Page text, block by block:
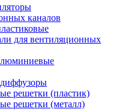
каналов
для вентиляционных
решетки (пластик)
решетки (металл)